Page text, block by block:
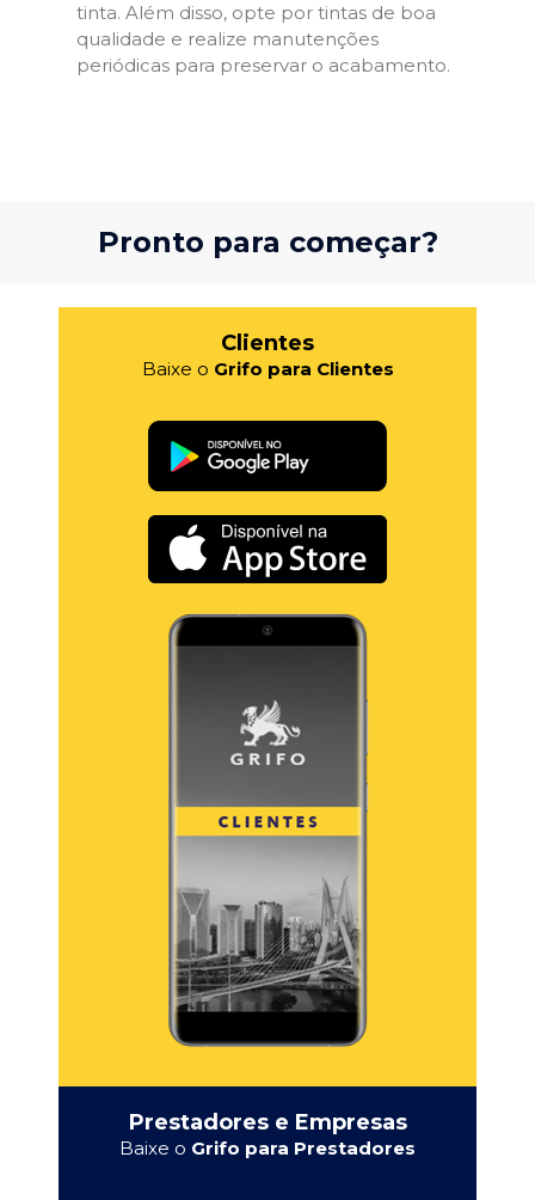
tinta. Além disso, opte por tintas de boa
qualidade e realize manutenções
periódicas para preservar o acabamento.
Pronto para começar?
Clientes
Baixe o Grifo para Clientes
Prestadores e Empresas
Baixe o Grifo para Prestadores